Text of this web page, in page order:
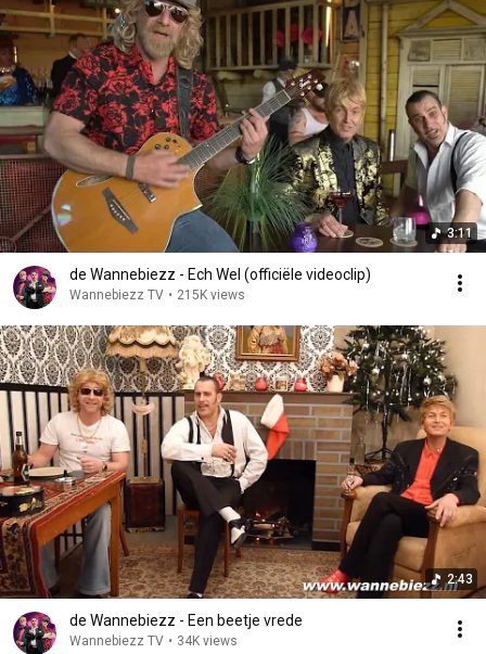
3:11
de Wannebiezz - Ech Wel (officiële videoclip)
Wannebiezz TV • 215K views
2:43
de Wannebiezz - Een beetje vrede
Wannebiezz TV • 34K views